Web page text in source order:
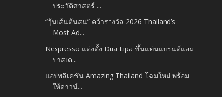
ประวัติศาสตร์ ...
“วุ้นเส้นต้นสน” คว้ารางวัล 2026 Thailand’s
Most Ad...
Nespresso แต่งตั้ง Dua Lipa ขึ้นแท่นแบรนด์แอม
บาสเด...
แอปพลิเคชัน Amazing Thailand โฉมใหม่ พร้อม
ให้ดาวน์...